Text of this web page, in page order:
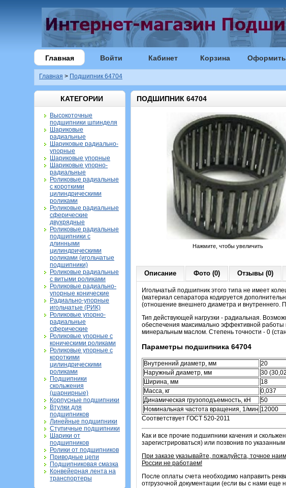
Главная Войти Кабинет Корзина Оформить
Главная > Подшипник 64704
КАТЕГОРИИ
Высокоточные
подшипники шпинделя
Шариковые
радиальные
Шариковые радиально-
упорные
Шариковые упорные
Шариковые упорно-
радиальные
Роликовые радиальные
с короткими
цилиндрическими
роликами
Роликовые радиальные
сферические
двухрядные
Роликовые радиальные
подшипники с
длинными
цилиндрическими
роликами (игольчатые
подшипники)
Роликовые радиальные
с витыми роликами
Роликовые радиально-
упорные конические
Радиально-упорные
игольчатые (РИК)
Роликовые упорно-
радиальные
сферические
Роликовые упорные с
коническими роликами
Роликовые упорные с
короткими
цилиндрическими
роликами
Подшипники
скольжения
(шарнирные)
Корпусные подшипники
Втулки для
подшипников
Линейные подшипники
Ступичные подшипники
Шарики от
подшипников
Ролики от подшипников
Приводные цепи
Подшипниковая смазка
Конвейерная лента на
транспортеры
ПОДШИПНИК 64704
Нажмите, чтобы увеличить
Описание Фото (0) Отзывы (0)
Игольчатый подшипник этого типа не имеет
(материал сепаратора кодируется
(отношение внешнего диаметра и внутреннего.
Тип действующей нагрузки - радиальная.
обеспечения максимально эффективной
минеральным маслом. Степень точности - 0
Параметры подшипника 64704
Внутренний диаметр, мм
20
Наружный диаметр, мм
30
Ширина, мм
18
Масса, кг
0,037
Динамическая грузоподъемность, кН
50
Номинальная частота вращения, 1/мин 12000
Соответствует ГОСТ 520-2011
Как и все прочие подшипники качения и
зарегистрироваться) или позвонив по
При заказе указывайте, пожалуйста, точное
России не работаем!
После оплаты счета необходимо направить
отгрузочной документации (если вы с нами еще